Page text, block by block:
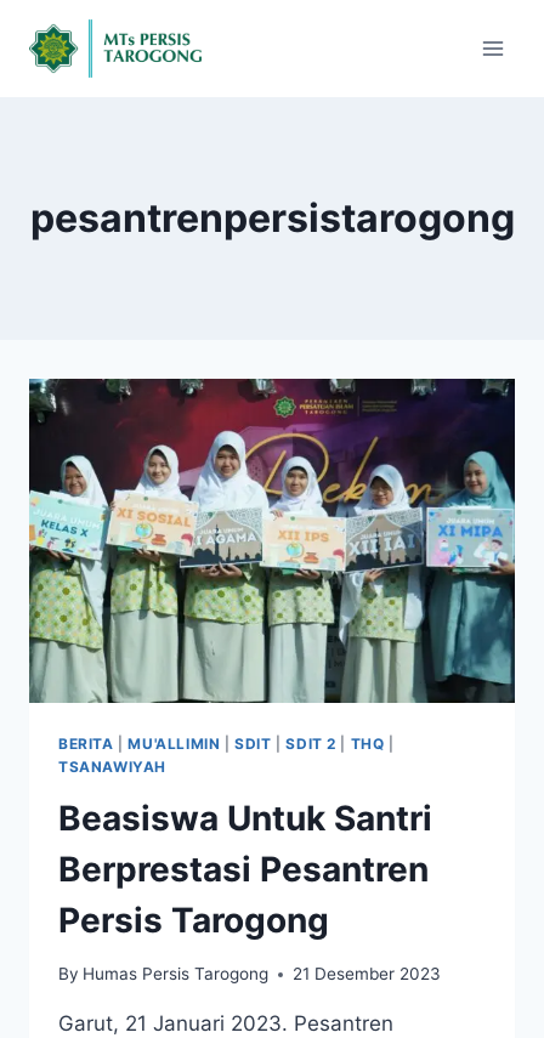
pesantrenpersistarogong
BERITA |MU'ALLIMIN |SDIT |SDIT 2 THQ
TSANAWIYAH
Beasiswa Untuk Santri
Berprestasi Pesantren
Persis Tarogong
By Humas Persis Tarogong 21 Desember 2023
Garut, 21 Januari 2023. Pesantren